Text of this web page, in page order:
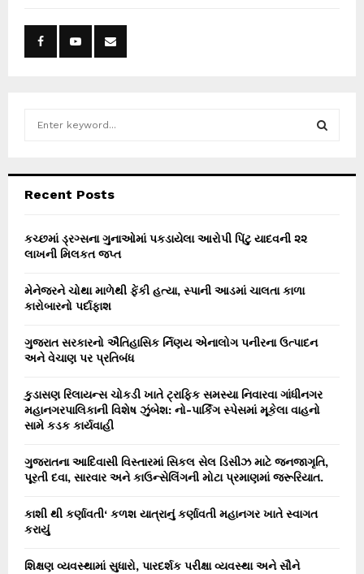
h
o
r
Recent Posts
કચ્છમાં ડ્રગ્સના ગુનાઓમાં પકડાયેલા આરોપી પિંટુ યાદવની ૨૨
લાખની મિલકત જપ્ત
મેનેજરને ચોથા માળેથી ફેંકી હત્યા, સ્પાની આડમાં ચાલતા કાળા
કારોબારનો પર્દાફાશ
ગુજરાત સરકારનો ઐતિહાસિક ર્નિણય એનાલોગ પનીરના ઉત્પાદન
અને વેચાણ પર પ્રતિબંધ
કુડાસણ રિલાયન્સ ચોકડી ખાતે ટ્રાફિક સમસ્યા નિવારવા ગાંધીનગર
મહાનગરપાલિકાની વિશેષ ઝુંબેશ: નો-પાર્કિંગ સ્પેસમાં મૂકેલા વાહનો
સામે કડક કાર્યવાહી
ગુજરાતના આદિવાસી વિસ્તારમાં સિકલ સેલ ડિસીઝ માટે જનજાગૃતિ,
પૂરતી દવા, સારવાર અને કાઉન્સેલિંગની મોટા પ્રમાણમાં જરૂરિયાત.
કાશી થી કર્ણાવતી‘ કળશ યાત્રાનું કર્ણાવતી મહાનગર ખાતે સ્વાગત
કરાયું
શિક્ષણ વ્યવસ્થામાં સુધારો, પારદર્શક પરીક્ષા વ્યવસ્થા અને સૌને